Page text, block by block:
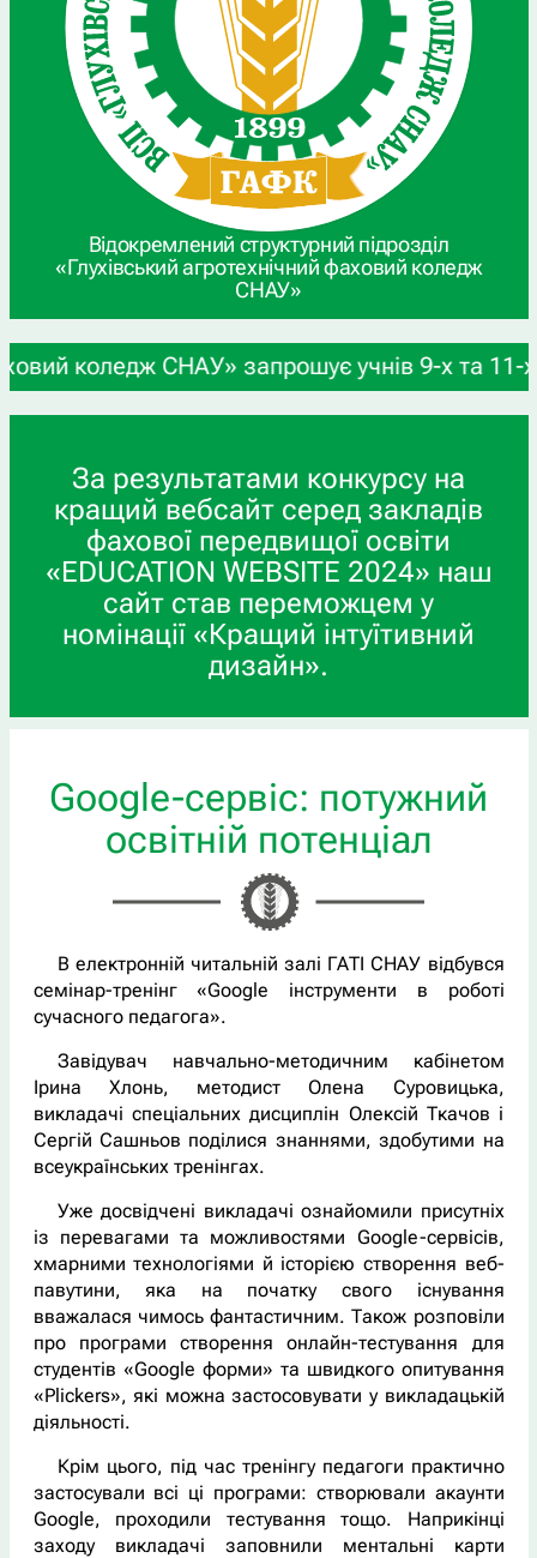
Відокремлений структурний підрозділ
«Глухівський агротехнічний фаховий коледж
СНАУ»
учнів 9-х та 11-х класів, а також
За результатами конкурсу на
кращий вебсайт серед закладів
фахової передвищої освіти
«EDUCATION WEBSITE 2024» наш
сайт став переможцем у
номінації «Кращий інтуїтивний
дизайн».
Google-сервіс: потужний
освітній потенціал
В електронній читальній залі ГАТІ СНАУ відбувся
семінар-тренінг «Google інструменти в роботі
сучасного педагога».
Завідувач навчально-методичним кабінетом
Ірина Хлонь, методист Олена Суровицька,
викладачі спеціальних дисциплін Олексій Ткачов і
Сергій Сашньов поділися знаннями, здобутими на
всеукраїнських тренінгах.
Уже досвідчені викладачі ознайомили присутніх
із перевагами та можливостями Google-сервісів,
хмарними технологіями й історією створення веб-
павутини, яка на початку свого існування
вважалася чимось фантастичним. Також розповіли
про програми створення онлайн-тестування для
студентів «Google форми» та швидкого опитування
«Plickers», які можна застосовувати у викладацькій
діяльності.
Крім цього, під час тренінгу педагоги практично
застосували всі ці програми: створювали акаунти
Google, проходили тестування тощо. Наприкінці
заходу викладачі заповнили ментальні карти